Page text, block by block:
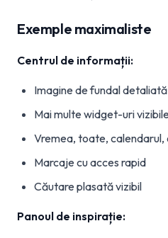
Exemple maximaliste
Centrul de informații:
Imagine de fundal
Mai multe widget-uri vizibile
Vremea, toate, calendarul,
Marcaje cu acces rapid
Căutare plasată vizibil
Panoul de inspirație: